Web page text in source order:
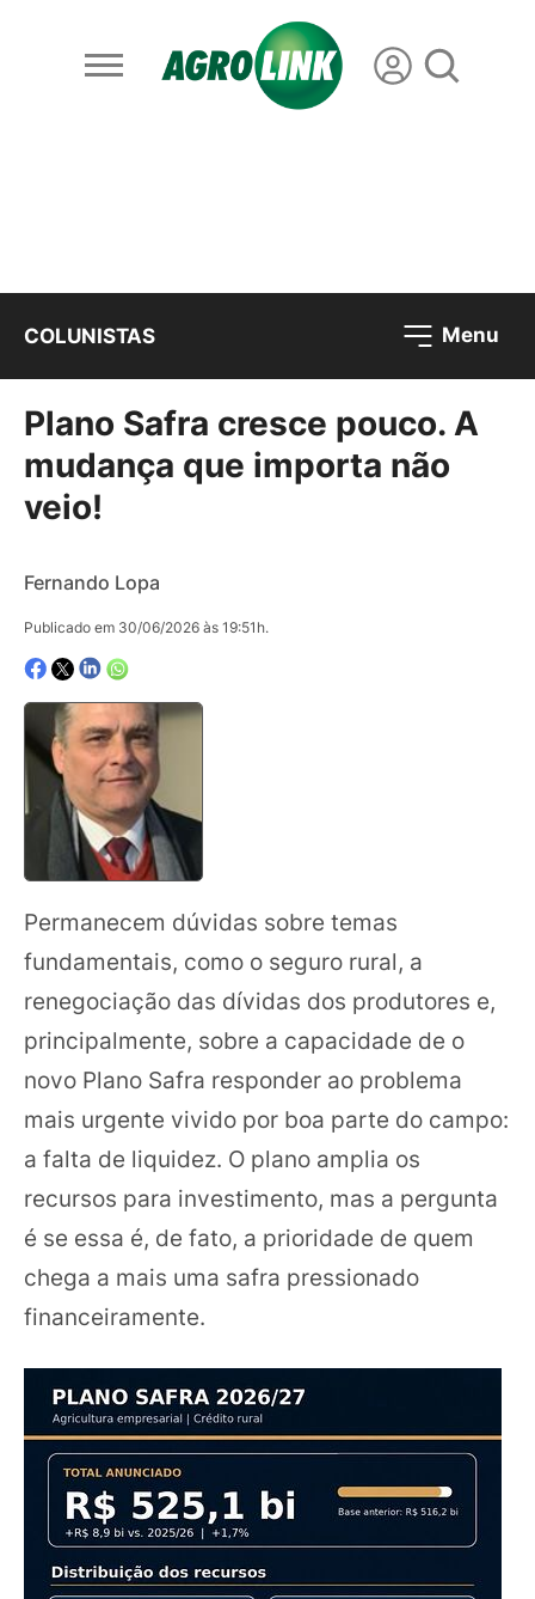
COLUNISTAS Menu
Plano Safra cresce pouco. A
mudança que importa não
veio!
Fernando Lopa
Publicado em 30/06/2026 às 19:51h.
Permanecem dúvidas sobre temas
fundamentais, como o seguro rural, a
renegociação das dívidas dos produtores e,
principalmente, sobre a capacidade de o
novo Plano Safra responder ao problema
mais urgente vivido por boa parte do campo:
a falta de liquidez. O plano amplia os
recursos para investimento, mas a pergunta
é se essa é, de fato, a prioridade de quem
chega a mais uma safra pressionado
financeiramente.